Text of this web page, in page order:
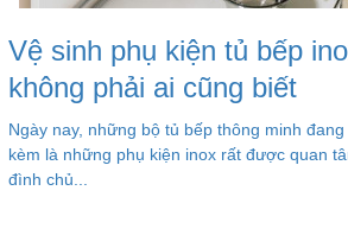
Vệ sinh phụ kiện tủ bếp
không phải ai cũng biết
Ngày nay, những bộ tủ bếp thông minh
kèm là những phụ kiện inox rất được quan
đình chủ...